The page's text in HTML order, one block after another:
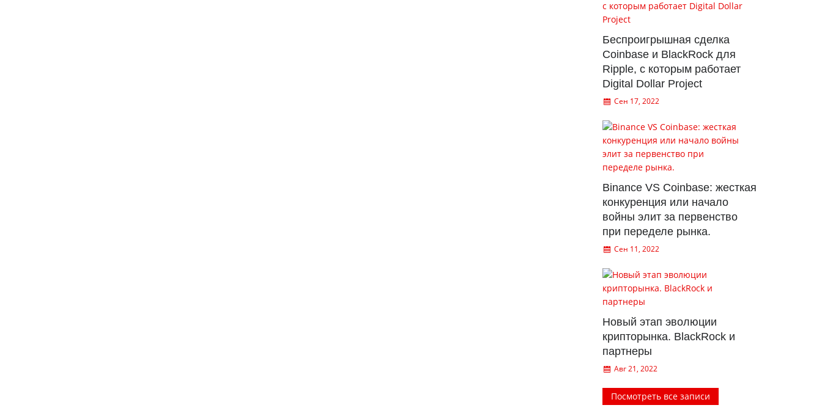
Беспроигрышная сделка
Coinbase и BlackRock для
Ripple, с которым работает
Digital Dollar Project
Сен 17, 2022
Binance VS Coinbase: жесткая
конкуренция или начало
войны элит за первенство
при переделе рынка.
Сен 11, 2022
Новый этап эволюции
крипторынка. BlackRock и
партнеры
Авг 21, 2022
Посмотреть все записи